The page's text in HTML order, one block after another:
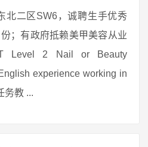
北二区SW6，诚聘生手优秀
；有政府抵赖美甲美容从业
Level 2 Nail or Beauty
experience working in
务教 ...